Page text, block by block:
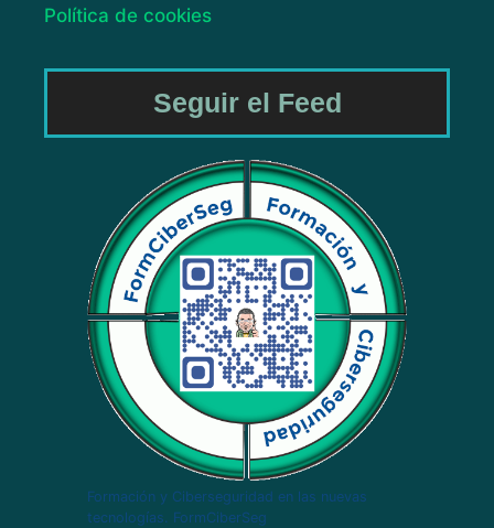
Política de cookies
Seguir el Feed
Formación y Ciberseguridad en las nuevas
tecnologías. FormCiberSeg